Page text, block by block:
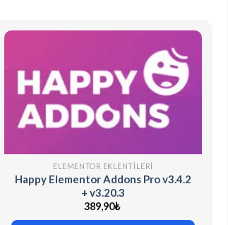
ELEMENTOR EKLENTILERI
Happy Elementor Addons Pro v3.4.2
+ v3.20.3
389,90₺